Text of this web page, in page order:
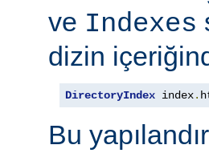
ve Indexes
dizin
DirectoryIndex index.
Bu